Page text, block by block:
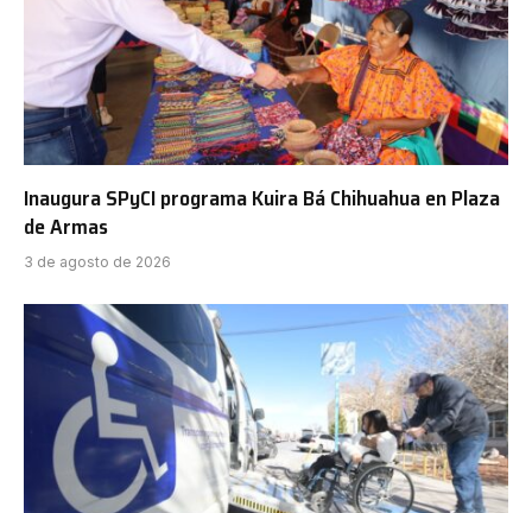
Inaugura SPyCI programa Kuira Bá Chihuahua en Plaza
de Armas
3 de agosto de 2026